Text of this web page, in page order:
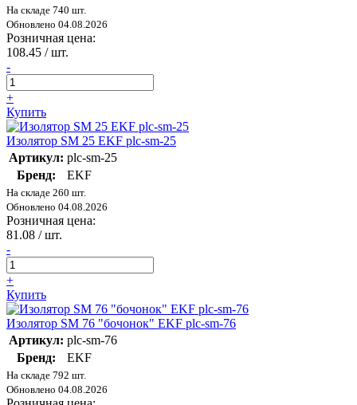
На складе 740 шт.
Обновлено 04.08.2026
Розничная цена:
108.45 / шт.
-
+
Купить
Изолятор SM 25 EKF plc-sm-25
Артикул: plc-sm-25
Бренд:
EKF
На складе 260 шт.
Обновлено 04.08.2026
Розничная цена:
81.08 / шт.
-
+
Купить
Изолятор SM 76 "бочонок" EKF plc-sm-76
Артикул: plc-sm-76
Бренд:
EKF
На складе 792 шт.
Обновлено 04.08.2026